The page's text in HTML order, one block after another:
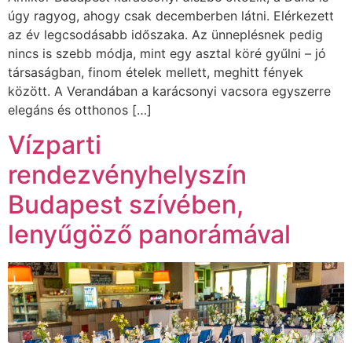
úgy ragyog, ahogy csak decemberben látni. Elérkezett
az év legcsodásabb időszaka. Az ünneplésnek pedig
nincs is szebb módja, mint egy asztal köré gyűlni – jó
társaságban, finom ételek mellett, meghitt fények
között. A Verandában a karácsonyi vacsora egyszerre
elegáns és otthonos […]
Vízparti
rendezvényhelyszín
Budapest szívében,
lenyűgöző panorámával